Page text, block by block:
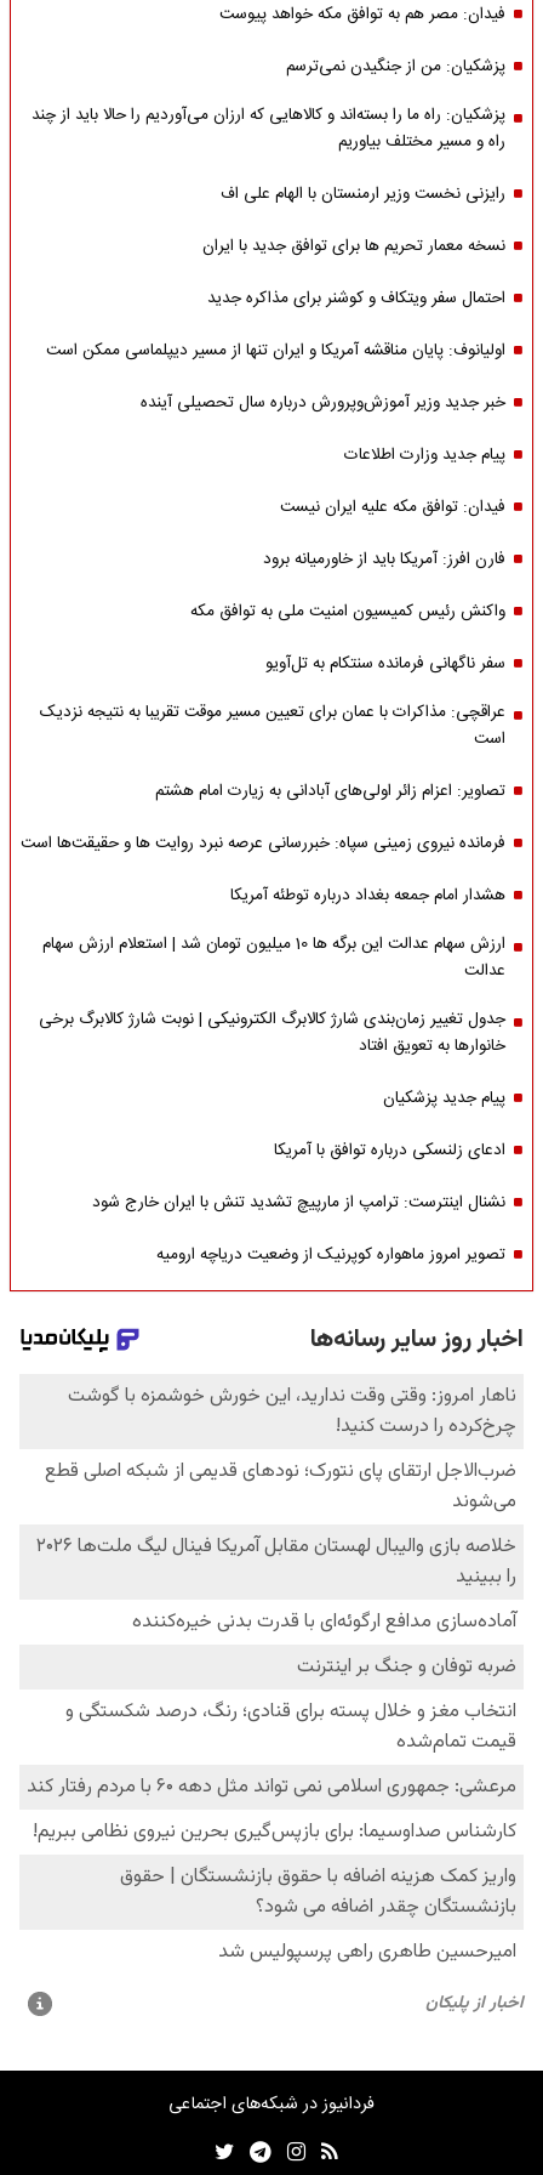
فیدان: مصر هم به توافق مکه خواهد پیوست
پزشکیان: من از جنگیدن نمی‌ترسم
پزشکیان: راه ما را بسته‌اند و کالاهایی که ارزان می‌آوردیم را حالا باید از چند
راه و مسیر مختلف بیاوریم
رایزنی نخست وزیر ارمنستان با الهام علی اف
نسخه معمار تحریم ها برای توافق جدید با ایران
احتمال سفر ویتکاف و کوشنر برای مذاکره جدید
اولیانوف: پایان مناقشه آمریکا و ایران تنها از مسیر دیپلماسی ممکن است
خبر جدید وزیر آموزش‌وپرورش درباره سال تحصیلی آینده
پیام جدید وزارت اطلاعات
فیدان: توافق مکه علیه ایران نیست
فارن افرز: آمریکا باید از خاورمیانه برود
واکنش رئیس کمیسیون امنیت ملی به توافق مکه
سفر ناگهانی فرمانده سنتکام به تل‌آویو
عراقچی: مذاکرات با عمان برای تعیین مسیر موقت تقریبا به نتیجه نزدیک
است
تصاویر: اعزام زائر اولی‌های آبادانی به زیارت امام هشتم
فرمانده نیروی زمینی سپاه: خبررسانی عرصه نبرد روایت ها و حقیقت‌ها است
هشدار امام جمعه بغداد درباره توطئه آمریکا
ارزش سهام عدالت این برگه ها 10 میلیون تومان شد | استعلام ارزش سهام
عدالت
جدول تغییر زمان‌بندی شارژ کالابرگ الکترونیکی | نوبت شارژ کالابرگ برخی
خانوارها به تعویق افتاد
پیام جدید پزشکیان
ادعای زلنسکی درباره توافق با آمریکا
نشنال اینترست: ترامپ از مارپیچ تشدید تنش با ایران خارج شود
تصویر امروز ماهواره کوپرنیک از وضعیت دریاچه ارومیه
فردانیوز در شبکه‌های اجتماعی